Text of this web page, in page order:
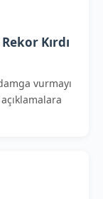
Kırdı
vurmayı